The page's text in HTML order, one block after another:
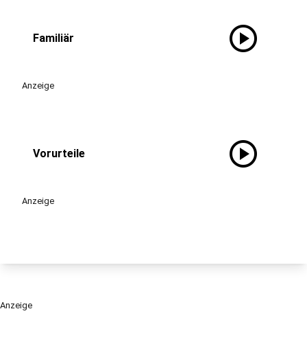
Familiär play_circle
Anzeige
Vorurteile play_circle
Anzeige
Anzeige